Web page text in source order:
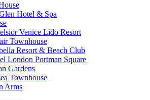
Hotel & Spa
Venice Lido Resort
Townhouse
Resort & Beach Club
London Portman Square
Gardens
Townhouse
Arms